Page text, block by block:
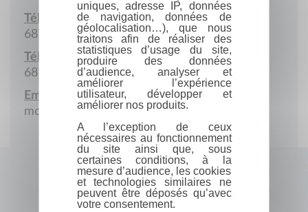
Téléphone :
687.26.29.60
Télécopie :
687.26.29.60
Email :
morandeau@lagoon.nc
uniques, adresse IP, données
de navigation, données de
géolocalisation…), que nous
traitons afin de réaliser des
statistiques d’usage du site,
produire des données
d’audience, analyser et
améliorer l’expérience
utilisateur, développer et
améliorer nos produits.
A l’exception de ceux
nécessaires au fonctionnement
du site ainsi que, sous
certaines conditions, à la
mesure d’audience, les cookies
et technologies similaires ne
peuvent être déposés qu’avec
votre consentement.